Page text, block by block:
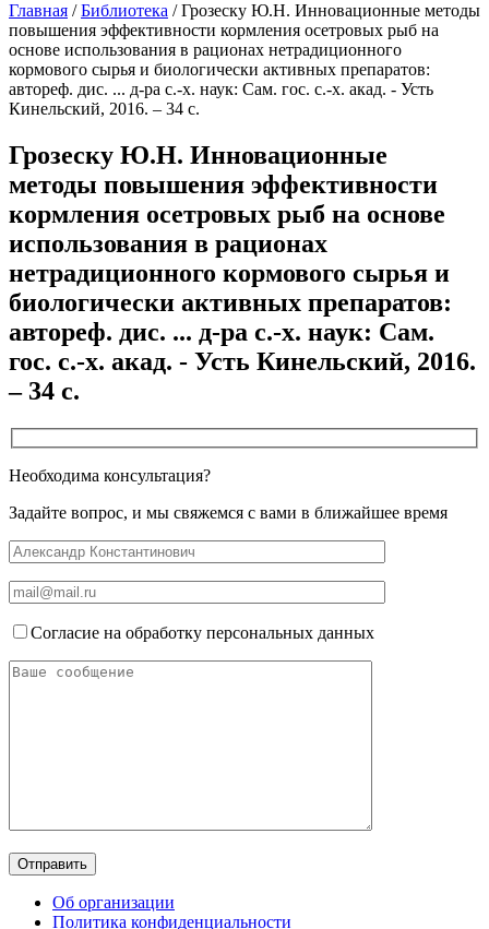
Главная /Библиотека /Грозеску Ю.Н. Инновационные методы
повышения эффективности кормления осетровых рыб на
основе использования в рационах нетрадиционного
кормового сырья и биологически активных препаратов:
автореф. дис. ... д-ра с.-х. наук: Сам. гос. с.-х. акад. - Усть
Кинельский, 2016. – 34 с.
Грозеску Ю.Н. Инновационные
методы повышения эффективности
кормления осетровых рыб на основе
использования в рационах
нетрадиционного кормового сырья и
биологически активных препаратов:
автореф. дис. ... д-ра с.-х. наук: Сам.
гос. с.-х. акад. - Усть Кинельский, 2016.
– 34 с.
Необходима консультация?
Задайте вопрос, и мы свяжемся с вами в ближайшее время
Согласие на обработку персональных данных
Об организации
Политика конфиденциальности